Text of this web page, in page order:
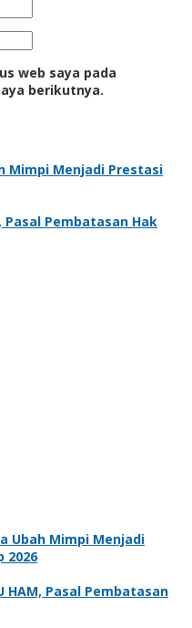
web saya pada
berikutnya.
Mimpi Menjadi Prestasi
Pasal Pembatasan Hak
Ubah Mimpi Menjadi
2026
HAM, Pasal Pembatasan